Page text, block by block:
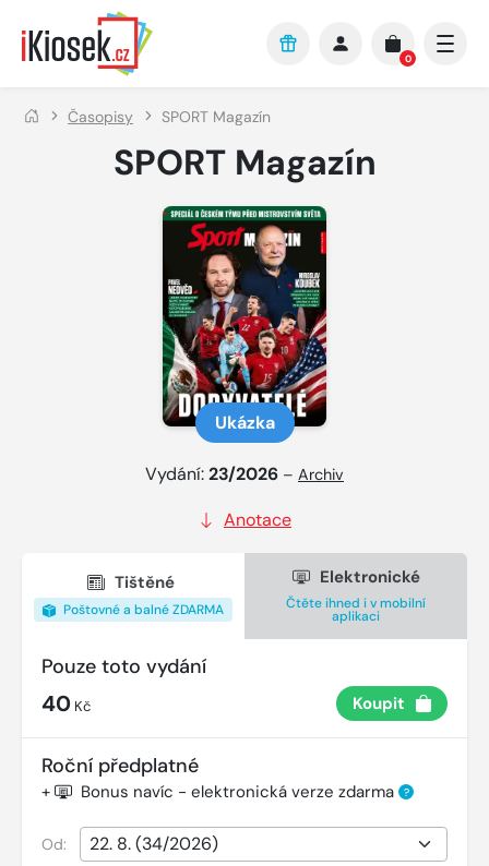
Přejít na hlavní obsah
0
Časopisy SPORT Magazín
SPORT Magazín
Ukázka
Vydání:23/2026 – Archiv
Anotace
Tištěné
Poštovné a balné ZDARMA
Elektronické
Čtěte ihned i v mobilní
aplikaci
Pouze toto vydání
40 Kč Koupit
Roční předplatné
+ Bonus navíc - elektronická verze zdarma ?
Od: